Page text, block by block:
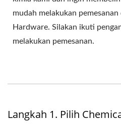
mudah melakukan
Hardware. Silakan ikuti
melakukan pemesanan.
Langkah 1. Pilih